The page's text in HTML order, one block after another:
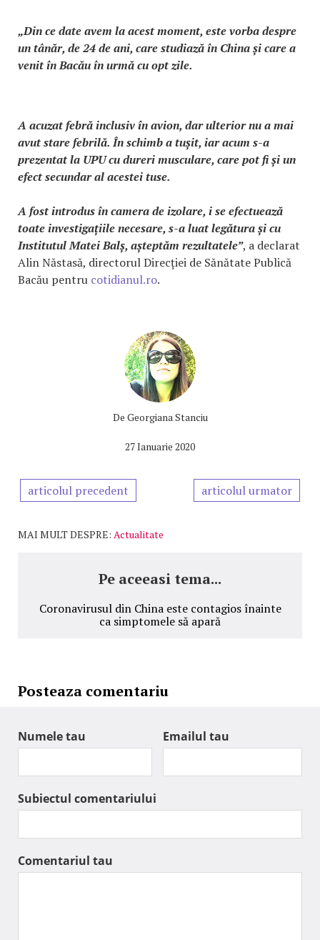
„Din ce date avem la acest moment, este vorba despre
un tânăr, de 24 de ani, care studiază în China și care a
venit în Bacău în urmă cu opt zile.
A acuzat febră inclusiv în avion, dar ulterior nu a mai
avut stare febrilă. În schimb a tușit, iar acum s-a
prezentat la UPU cu dureri musculare, care pot fi și un
efect secundar al acestei tuse.
A fost introdus în camera de izolare, i se efectuează
toate investigațiile necesare, s-a luat legătura și cu
Institutul Matei Balș, așteptăm rezultatele”, a declarat
Alin Năstasă, directorul Direcției de Sănătate Publică
Bacău pentru cotidianul.ro.
De Georgiana Stanciu
27 Ianuarie 2020
articolul precedent articolul urmator
MAI MULT DESPRE: Actualitate
Pe aceeasi tema...
Coronavirusul din China este contagios înainte
ca simptomele să apară
Posteaza comentariu
Numele tau Emailul tau
Subiectul comentariului
Comentariul tau